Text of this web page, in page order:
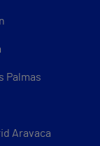
Palmas
Aravaca